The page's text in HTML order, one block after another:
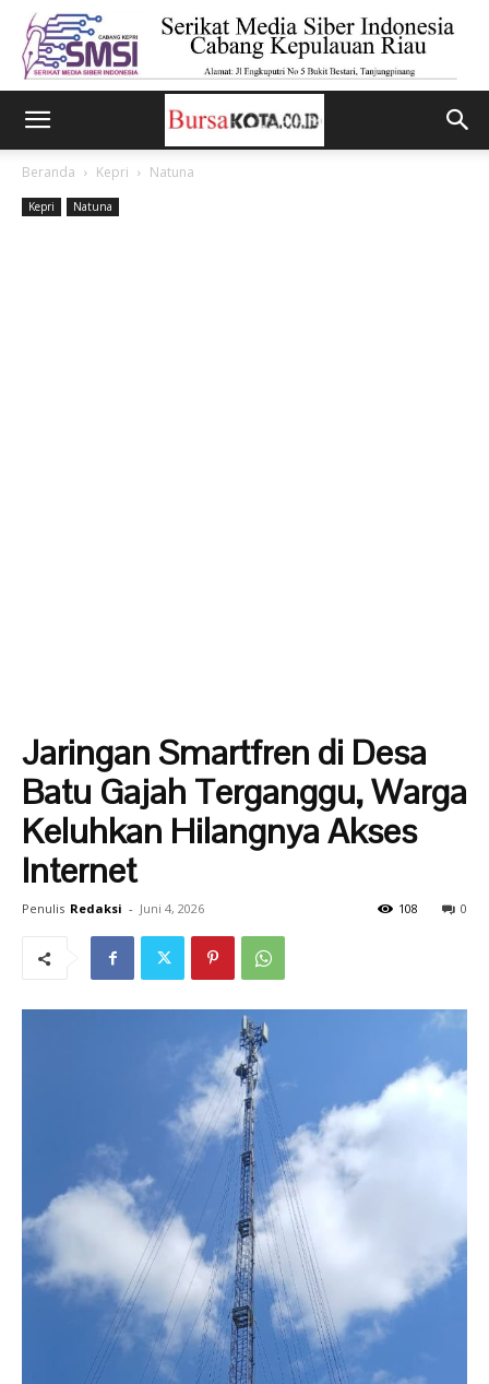
Beranda Kepri Natuna
Kepri Natuna
Jaringan Smartfren di Desa
Batu Gajah Terganggu, Warga
Keluhkan Hilangnya Akses
Internet
Penulis Redaksi - Juni 4, 2026 0
108